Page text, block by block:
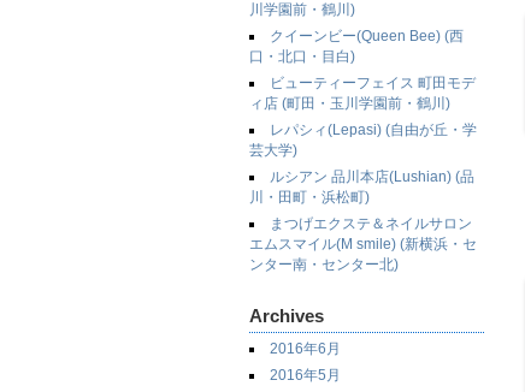
川学園前・鶴川)
クイーンビー(Queen Bee) (西
口・北口・目白)
ビューティーフェイス 町田モデ
ィ店 (町田・玉川学園前・鶴川)
レパシィ(Lepasi) (自由が丘・学
芸大学)
ルシアン 品川本店(Lushian) (品
川・田町・浜松町)
まつげエクステ＆ネイルサロン
エムスマイル(M smile) (新横浜・セ
ンター南・センター北)
Archives
2016年6月
2016年5月